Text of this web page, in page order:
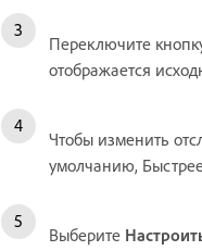
Переключите
отображается
Чтобы изменить
умолчанию,
Выберите